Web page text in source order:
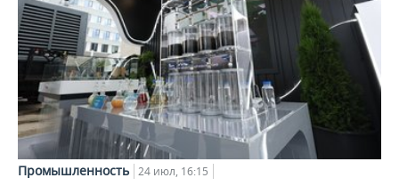
Промышленность 24 июл, 16:15